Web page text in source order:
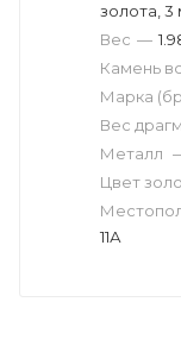
золота, 3
Вес
Марка
Вес —
Камень
Металл
Цвет
11А